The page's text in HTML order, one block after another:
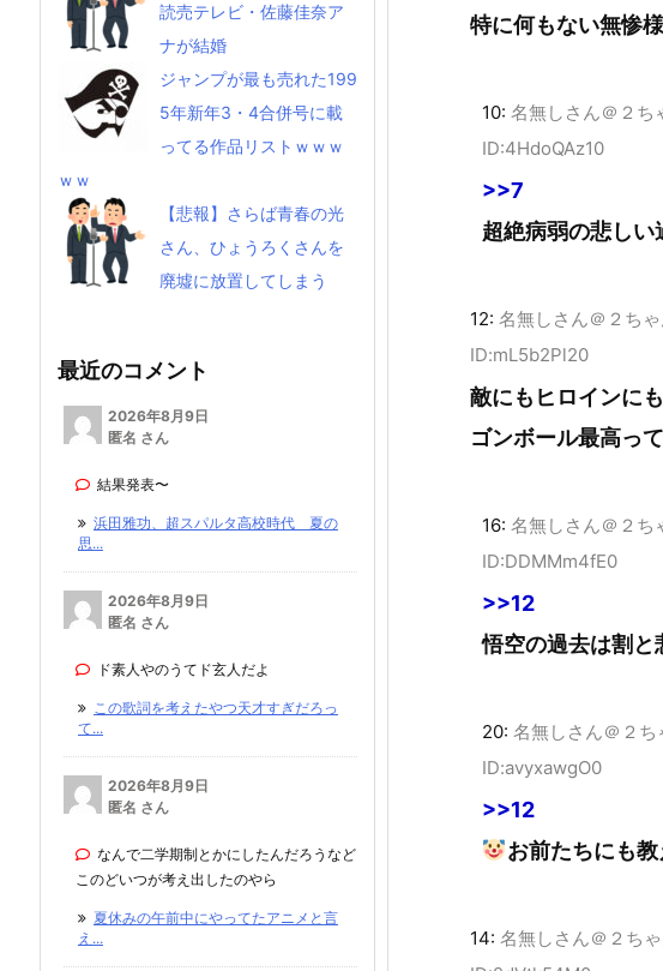
特に何もない無惨様
10: 名無しさん＠２ち
ID:4HdoQAz10
>>7
超絶病弱の悲しい
12: 名無しさん＠２ち
ID:mL5b2Pl20
敵にもヒロインに
ゴンボール最高っ
16: 名無しさん＠２ち
ID:DDMMm4fE0
>>12
悟空の過去は割と
20: 名無しさん＠２ち
ID:avyxawgO0
>>12
お前たちにも教
14: 名無しさん＠２ち
読売テレビ・佐藤佳奈ア
ナが結婚
ジャンプが最も売れた199
5年新年3・4合併号に載
ってる作品リストｗｗｗ
ｗｗ
【悲報】さらば青春の光
さん、ひょうろくさんを
廃墟に放置してしまう
最近のコメント
2026年8月9日
匿名 さん
結果発表〜
浜田雅功、超スパルタ高校時代 夏の
思...
2026年8月9日
匿名 さん
ド素人やのうてド玄人だよ
この歌詞を考えたやつ天才すぎだろっ
て...
2026年8月9日
匿名 さん
なんで二学期制とかにしたんだろうなど
このどいつが考え出したのやら
夏休みの午前中にやってたアニメと言
え...